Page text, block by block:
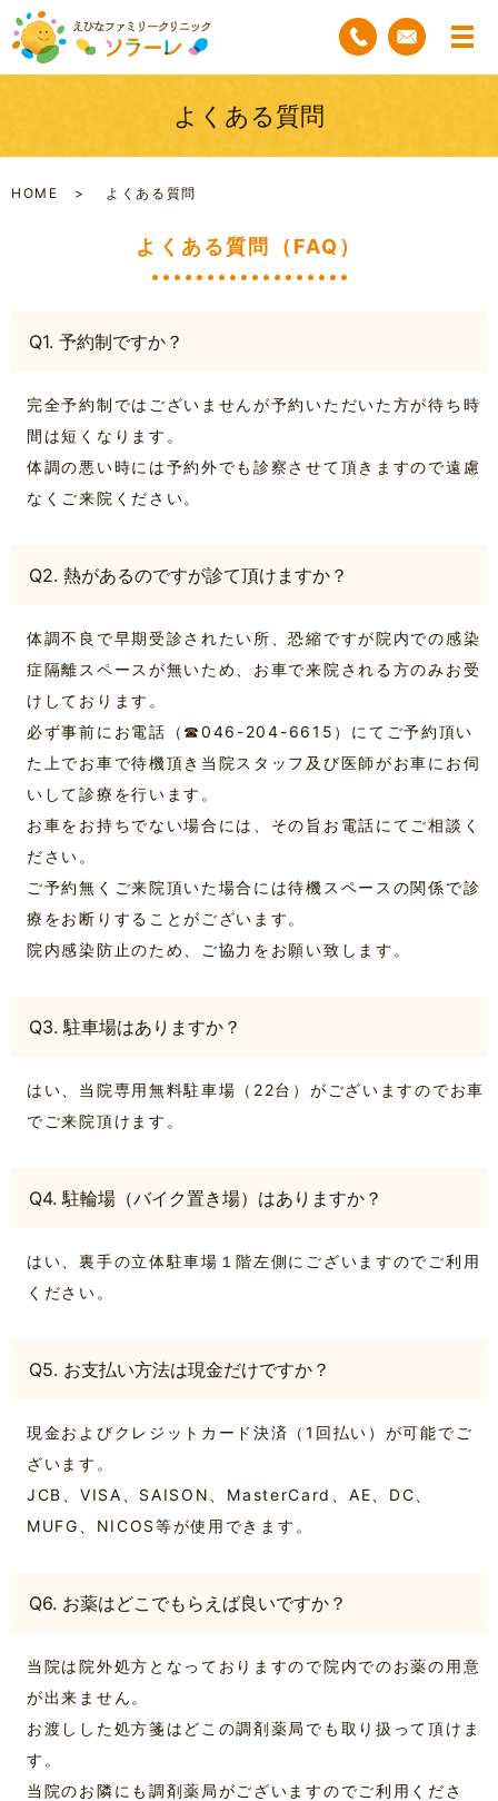
よくある質問
HOME よくある質問
よくある質問（FAQ）
Q1. 予約制ですか？
完全予約制ではございませんが予約いただいた方が待ち時
間は短くなります。
体調の悪い時には予約外でも診察させて頂きますので遠慮
なくご来院ください。
Q2. 熱があるのですが診て頂けますか？
体調不良で早期受診されたい所、恐縮ですが院内での感染
症隔離スペースが無いため、お車で来院される方のみお受
けしております。
必ず事前にお電話（☎046-204-6615）にてご予約頂い
た上でお車で待機頂き当院スタッフ及び医師がお車にお伺
いして診療を行います。
お車をお持ちでない場合には、その旨お電話にてご相談く
ださい。
ご予約無くご来院頂いた場合には待機スペースの関係で診
療をお断りすることがございます。
院内感染防止のため、ご協力をお願い致します。
Q3. 駐車場はありますか？
はい、当院専用無料駐車場（22台）がございますのでお車
でご来院頂けます。
Q4. 駐輪場（バイク置き場）はありますか？
はい、裏手の立体駐車場１階左側にございますのでご利用
ください。
Q5. お支払い方法は現金だけですか？
現金およびクレジットカード決済（1回払い）が可能でご
ざいます。
JCB、VISA、SAISON、MasterCard、AE、DC、
MUFG、NICOS等が使用できます。
Q6. お薬はどこでもらえば良いですか？
当院は院外処方となっておりますので院内でのお薬の用意
が出来ません。
お渡しした処方箋はどこの調剤薬局でも取り扱って頂けま
す。
当院のお隣にも調剤薬局がございますのでご利用くださ